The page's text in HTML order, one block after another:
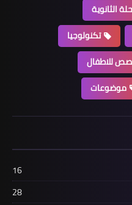
الثانوية
تكنولوجيا
للاطفال
موضوعات
16
28